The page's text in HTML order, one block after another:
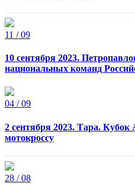
11 / 09
10 сентября 2023.
национальных команд
04 / 09
2 сентября 2023. Тара. Кубок
мотокроссу
28 / 08